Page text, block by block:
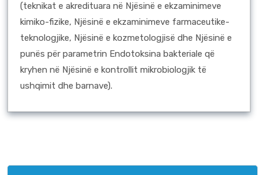
(teknikat e akredituara në Njësinë e ekzaminimeve
kimiko-fizike, Njësinë e ekzaminimeve farmaceutike-
teknologjike, Njësinë e kozmetologjisë dhe Njësinë e
punës për parametrin Endotoksina bakteriale që
kryhen në Njësinë e kontrollit mikrobiologjik të
ushqimit dhe barnave).